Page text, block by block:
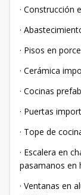
· Construcción
·
· Pisos en
· Cerámica
· Cocinas
· Puertas
· Tope de
· Escalera en
pasamanos en
· Ventanas en